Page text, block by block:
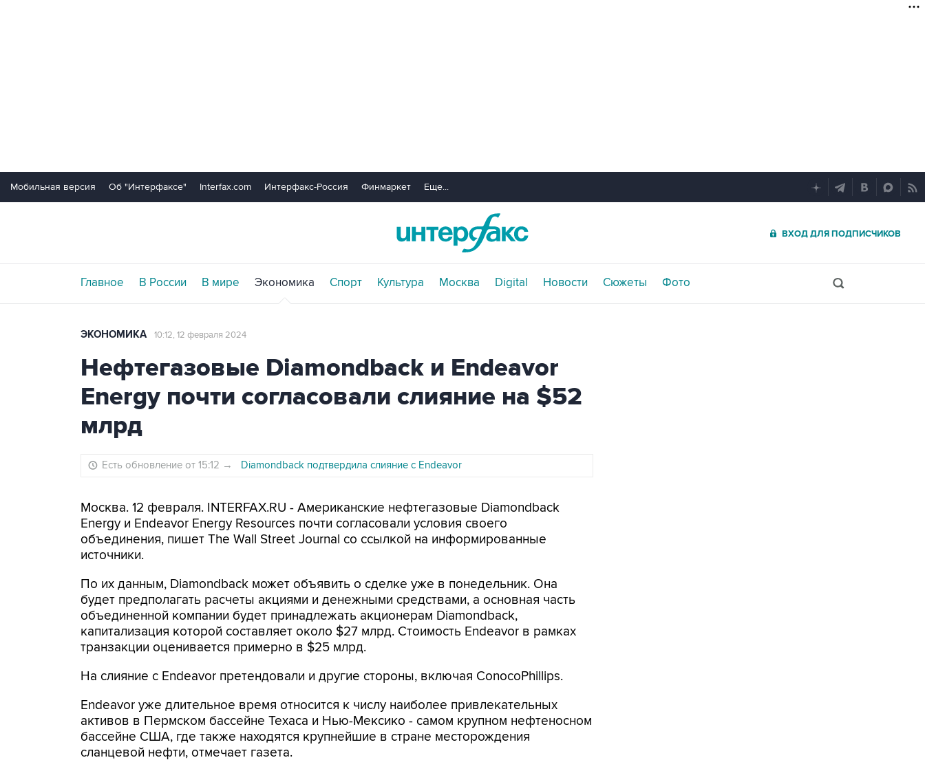
Мобильная версия Об "Интерфаксе" Interfax.com Интерфакс-Россия Финмаркет Еще...
ВХОД ДЛЯ ПОДПИСЧИКОВ
Главное В России В мире Экономика Спорт Культура Москва Digital Новости Сюжеты Фото
ЭКОНОМИКА 10:12, 12 февраля 2024
Нефтегазовые Diamondback и Endeavor
Energy почти согласовали слияние на $52
млрд
Есть обновление от 15:12 → Diamondback подтвердила слияние с Endeavor
Москва. 12 февраля. INTERFAX.RU - Американские нефтегазовые Diamondback
Energy и Endeavor Energy Resources почти согласовали условия своего
объединения, пишет The Wall Street Journal со ссылкой на информированные
источники.
По их данным, Diamondback может объявить о сделке уже в понедельник. Она
будет предполагать расчеты акциями и денежными средствами, а основная часть
объединенной компании будет принадлежать акционерам Diamondback,
капитализация которой составляет около $27 млрд. Стоимость Endeavor в рамках
транзакции оценивается примерно в $25 млрд.
На слияние с Endeavor претендовали и другие стороны, включая ConocoPhillips.
Endeavor уже длительное время относится к числу наиболее привлекательных
активов в Пермском бассейне Техаса и Нью-Мексико - самом крупном нефтеносном
бассейне США, где также находятся крупнейшие в стране месторождения
сланцевой нефти, отмечает газета.